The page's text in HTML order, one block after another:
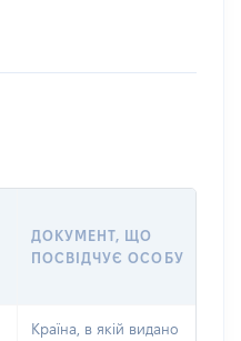
ДОКУМЕНТ, ЩО
ПОСВІДЧУЄ ОСОБУ
Країна, в якій видано